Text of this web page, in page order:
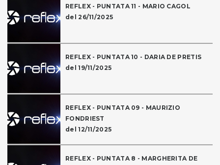
REFLEX - PUNTATA 11 - MARIO CAGOL
del 26/11/2025
REFLEX - PUNTATA 10 - DARIA DE PRETIS
del 19/11/2025
REFLEX - PUNTATA 09 - MAURIZIO
FONDRIEST
del 12/11/2025
REFLEX - PUNTATA 8 - MARGHERITA DE